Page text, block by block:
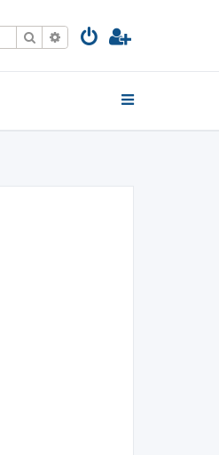
ПошукРозширений пошук